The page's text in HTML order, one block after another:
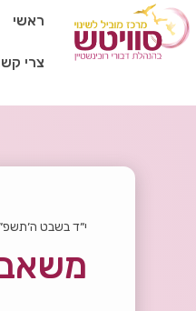
ראשי
צרי
י״ד בשבט ה׳תשפ״ב